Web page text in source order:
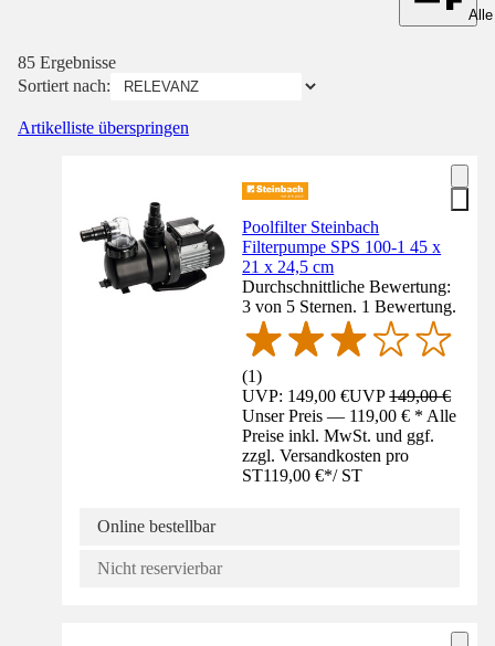
85 Ergebnisse
Sortiert nach:
Artikelliste überspringen
Poolfilter Steinbach
Filterpumpe SPS 100-1 45 x
21 x 24,5 cm
Durchschnittliche Bewertung:
3 von 5 Sternen. 1 Bewertung.
(1)
UVP: 149,00 €UVP149,00 €
Unser Preis — 119,00 € * Alle
Preise inkl. MwSt. und ggf.
zzgl. Versandkosten pro
ST119,00 €*/ ST
Online bestellbar
Nicht reservierbar